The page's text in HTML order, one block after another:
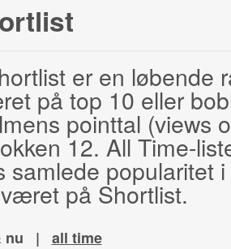
er en løbende
på top 10 eller
pointtal (views
12. All Time-
samlede popularitet
på Shortlist.
nu | all time